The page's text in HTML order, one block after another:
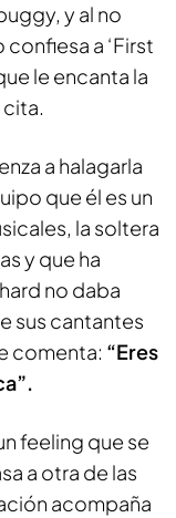
y al no
a ‘First
le encanta la
a halagarla
que él es un
la soltera
y que ha
no daba
sus cantantes
comenta: “Eres
feeling que se
a otra de las
acompaña